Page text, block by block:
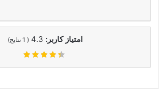
امتیاز کاربر: 4.3
(
1 نتایج)